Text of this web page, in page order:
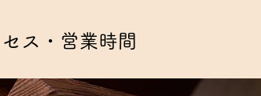
セス・営業時間